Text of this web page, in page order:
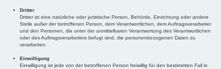
Dritter
Dritter ist eine natürliche oder juristische Person, Behörde, Einrichtung oder andere
Stelle außer der betroffenen Person, dem Verantwortlichen, dem Auftragsverarbeiter
und den Personen, die unter der unmittelbaren Verantwortung des Verantwortlichen
oder des Auftragsverarbeiters befugt sind, die personenbezogenen Daten zu
verarbeiten.
Einwilligung
Einwilligung ist jede von der betroffenen Person freiwillig für den bestimmten Fall in